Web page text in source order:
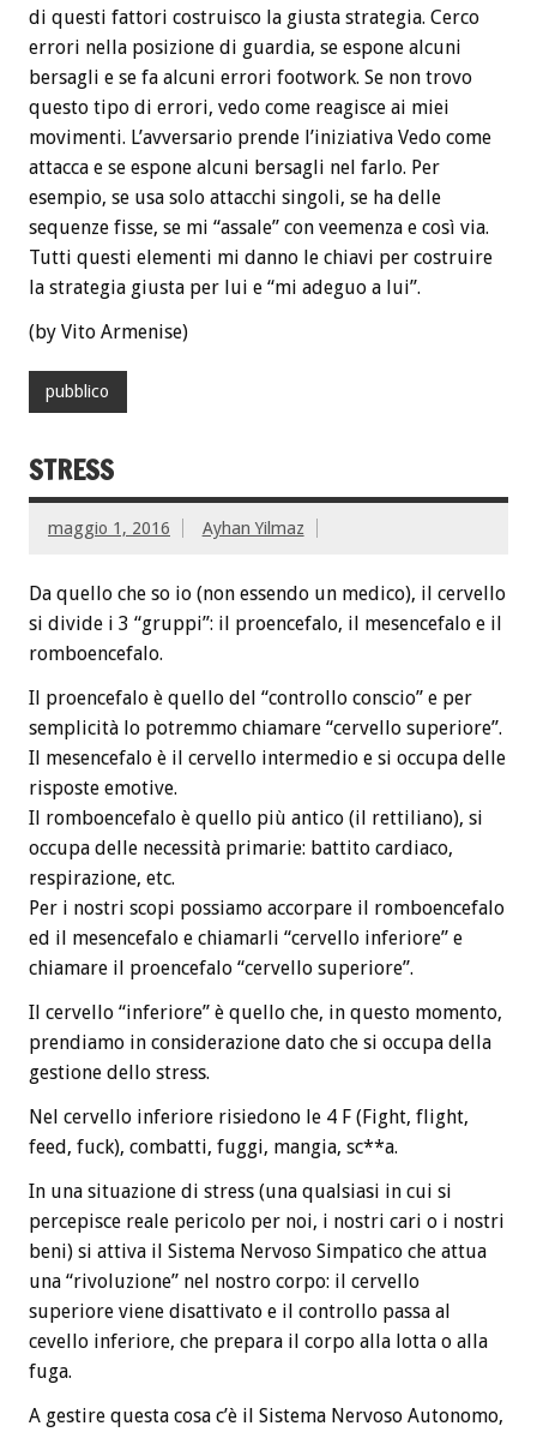
di questi fattori costruisco la giusta strategia. Cerco
errori nella posizione di guardia, se espone alcuni
bersagli e se fa alcuni errori footwork. Se non trovo
questo tipo di errori, vedo come reagisce ai miei
movimenti. L’avversario prende l’iniziativa Vedo come
attacca e se espone alcuni bersagli nel farlo. Per
esempio, se usa solo attacchi singoli, se ha delle
sequenze fisse, se mi “assale” con veemenza e così via.
Tutti questi elementi mi danno le chiavi per costruire
la strategia giusta per lui e “mi adeguo a lui”.
(by Vito Armenise)
pubblico
STRESS
maggio 1, 2016 Ayhan Yilmaz
Da quello che so io (non essendo un medico), il cervello
si divide i 3 “gruppi”: il proencefalo, il mesencefalo e il
romboencefalo.
Il proencefalo è quello del “controllo conscio” e per
semplicità lo potremmo chiamare “cervello superiore”.
Il mesencefalo è il cervello intermedio e si occupa delle
risposte emotive.
Il romboencefalo è quello più antico (il rettiliano), si
occupa delle necessità primarie: battito cardiaco,
respirazione, etc.
Per i nostri scopi possiamo accorpare il romboencefalo
ed il mesencefalo e chiamarli “cervello inferiore” e
chiamare il proencefalo “cervello superiore”.
Il cervello “inferiore” è quello che, in questo momento,
prendiamo in considerazione dato che si occupa della
gestione dello stress.
Nel cervello inferiore risiedono le 4 F (Fight, flight,
feed, fuck), combatti, fuggi, mangia, sc**a.
In una situazione di stress (una qualsiasi in cui si
percepisce reale pericolo per noi, i nostri cari o i nostri
beni) si attiva il Sistema Nervoso Simpatico che attua
una “rivoluzione” nel nostro corpo: il cervello
superiore viene disattivato e il controllo passa al
cevello inferiore, che prepara il corpo alla lotta o alla
fuga.
A gestire questa cosa c’è il Sistema Nervoso Autonomo,